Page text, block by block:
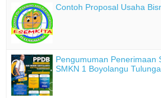
Contoh Proposal Usaha
Pengumuman Penerimaan
SMKN 1 Boyolangu